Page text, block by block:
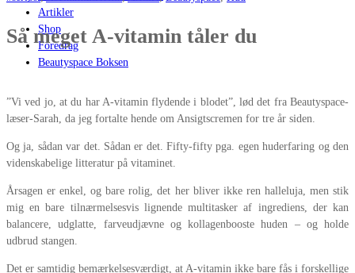
Artikler
Shop
Foredrag
Beautyspace Boksen
Så meget A-vitamin tåler du
”Vi ved jo, at du har A-vitamin flydende i blodet”, lød det fra Beautyspace-
læser-Sarah, da jeg fortalte hende om Ansigtscremen for tre år siden.
Og ja, sådan var det. Sådan er det. Fifty-fifty pga. egen huderfaring og den
videnskabelige litteratur på vitaminet.
Årsagen er enkel, og bare rolig, det her bliver ikke ren halleluja, men stik
mig en bare tilnærmelsesvis lignende multitasker af ingrediens, der kan
balancere, udglatte, farveudjævne og kollagenbooste huden – og holde
udbrud stangen.
Det er samtidig bemærkelsesværdigt, at A-vitamin ikke bare fås i forskellige